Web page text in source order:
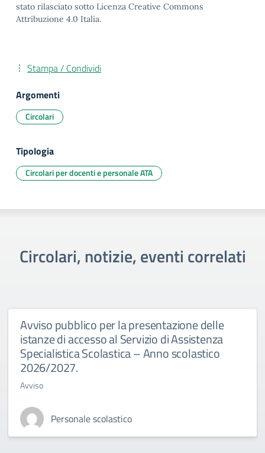
stato rilasciato sotto Licenza Creative Commons
Attribuzione 4.0 Italia.
Stampa / Condividi
Argomenti
Circolari
Tipologia
Circolari per docenti e personale ATA
Circolari, notizie, eventi correlati
Avviso pubblico per la presentazione delle
istanze di accesso al Servizio di Assistenza
Specialistica Scolastica – Anno scolastico
2026/2027.
Avviso
Personale scolastico